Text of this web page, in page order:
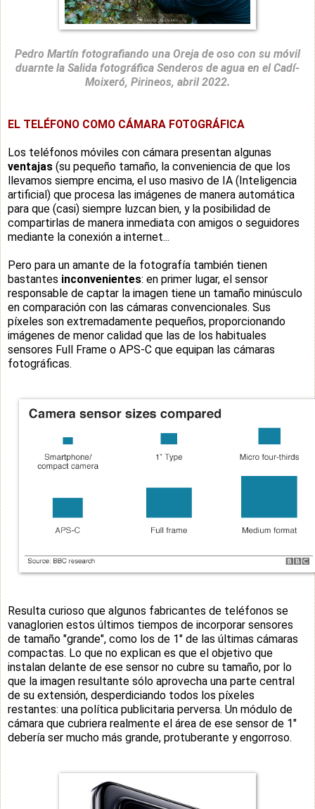
Pedro Martín fotografiando una Oreja de oso con su móvil
duarnte la Salida fotográfica Senderos de agua en el Cadí-
Moixeró, Pirineos, abril 2022.
EL TELÉFONO COMO CÁMARA FOTOGRÁFICA
Los teléfonos móviles con cámara presentan algunas
ventajas (su pequeño tamaño, la conveniencia de que los
llevamos siempre encima, el uso masivo de IA (Inteligencia
artificial) que procesa las imágenes de manera automática
para que (casi) siempre luzcan bien, y la posibilidad de
compartirlas de manera inmediata con amigos o seguidores
mediante la conexión a internet...
Pero para un amante de la fotografía también tienen
bastantes inconvenientes: en primer lugar, el sensor
responsable de captar la imagen tiene un tamaño minúsculo
en comparación con las cámaras convencionales. Sus
píxeles son extremadamente pequeños, proporcionando
imágenes de menor calidad que las de los habituales
sensores Full Frame o APS-C que equipan las cámaras
fotográficas.
Resulta curioso que algunos fabricantes de teléfonos se
vanaglorien estos últimos tiempos de incorporar sensores
de tamaño "grande", como los de 1" de las últimas cámaras
compactas. Lo que no explican es que el objetivo que
instalan delante de ese sensor no cubre su tamaño, por lo
que la imagen resultante sólo aprovecha una parte central
de su extensión, desperdiciando todos los píxeles
restantes: una política publicitaria perversa. Un módulo de
cámara que cubriera realmente el área de ese sensor de 1"
debería ser mucho más grande, protuberante y engorroso.